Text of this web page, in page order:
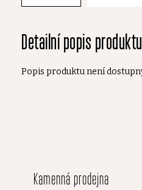
Detailní popis produktu
Popis produktu není
Kamenná prodejna